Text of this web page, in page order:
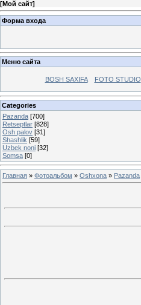
[Мой сайт]
Форма входа
Меню сайта
BOSH SAXIFA FOTO STUDIO
Categories
Pazanda [700]
Retseptlar [828]
Osh palov [31]
Shashlik [59]
Uzbek noni [32]
Somsa [0]
Главная » Фотоальбом » Oshxona » Pazanda